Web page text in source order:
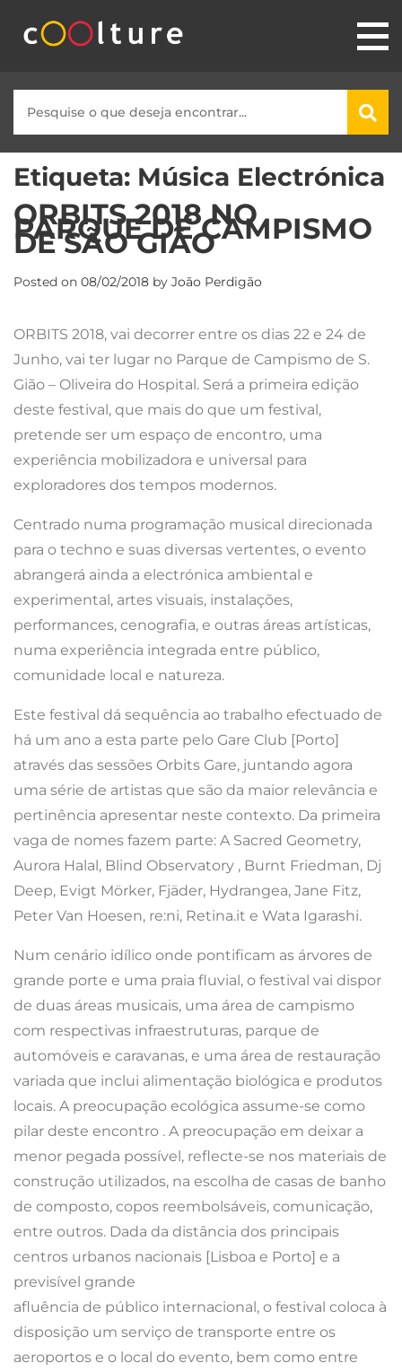
Etiqueta: Música Electrónica
ORBITS 2018 NO
PARQUE DE CAMPISMO
DE SÃO GIÃO
Posted on 08/02/2018 by João Perdigão
ORBITS 2018, vai decorrer entre os dias 22 e 24 de
Junho, vai ter lugar no Parque de Campismo de S.
Gião – Oliveira do Hospital. Será a primeira edição
deste festival, que mais do que um festival,
pretende ser um espaço de encontro, uma
experiência mobilizadora e universal para
exploradores dos tempos modernos.
Centrado numa programação musical direcionada
para o techno e suas diversas vertentes, o evento
abrangerá ainda a electrónica ambiental e
experimental, artes visuais, instalações,
performances, cenografia, e outras áreas artísticas,
numa experiência integrada entre público,
comunidade local e natureza.
Este festival dá sequência ao trabalho efectuado de
há um ano a esta parte pelo Gare Club [Porto]
através das sessões Orbits Gare, juntando agora
uma série de artistas que são da maior relevância e
pertinência apresentar neste contexto. Da primeira
vaga de nomes fazem parte: A Sacred Geometry,
Aurora Halal, Blind Observatory , Burnt Friedman, Dj
Deep, Evigt Mörker, Fjäder, Hydrangea, Jane Fitz,
Peter Van Hoesen, re:ni, Retina.it e Wata Igarashi.
Num cenário idílico onde pontificam as árvores de
grande porte e uma praia fluvial, o festival vai dispor
de duas áreas musicais, uma área de campismo
com respectivas infraestruturas, parque de
automóveis e caravanas, e uma área de restauração
variada que inclui alimentação biológica e produtos
locais. A preocupação ecológica assume-se como
pilar deste encontro . A preocupação em deixar a
menor pegada possível, reflecte-se nos materiais de
construção utilizados, na escolha de casas de banho
de composto, copos reembolsáveis, comunicação,
entre outros. Dada da distância dos principais
centros urbanos nacionais [Lisboa e Porto] e a
previsível grande
afluência de público internacional, o festival coloca à
disposição um serviço de transporte entre os
aeroportos e o local do evento, bem como entre